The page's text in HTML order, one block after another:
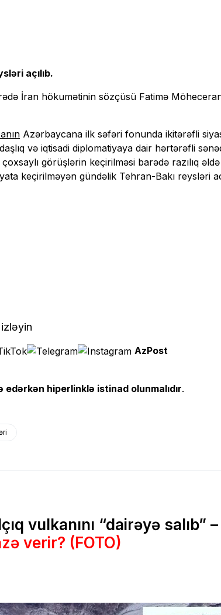
açılıb.
İran hökumətinin sözçüsü Fatimə
Azərbaycana ilk səfəri fonunda ikitərəfli
və iqtisadi diplomatiyaya dair hərtərəfli
görüşlərin keçirilməsi barədə razılıq
keçirilməyən gündəlik Tehran-Bakı reysləri
AzPost
hiperlinklə istinad olunmalıdır.
vulkanını “dairəyə salıb” –
verir? (FOTO)